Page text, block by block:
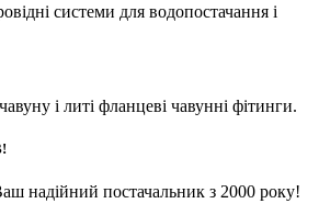
системи для водопостачання і
і литі фланцеві чавунні фітинги.
постачальник з 2000 року!